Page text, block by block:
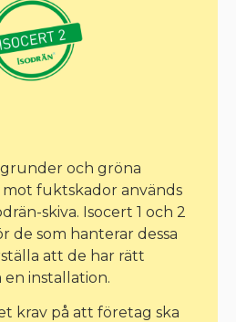
och gröna
fuktskador används
skiva. Isocert 1 och 2
de som hanterar dessa
att de har rätt
installation.
krav på att företag ska